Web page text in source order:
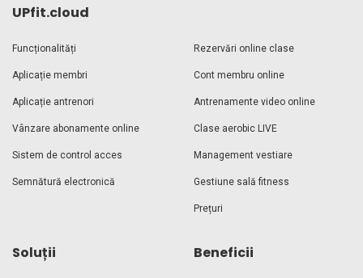
UPfit.cloud
Funcționalități
Aplicație membri
Aplicație antrenori
Vânzare abonamente online
Sistem de control acces
Semnătură electronică
Rezervări online clase
Cont membru online
Antrenamente video online
Clase aerobic LIVE
Management vestiare
Gestiune sală fitness
Prețuri
Soluții Beneficii